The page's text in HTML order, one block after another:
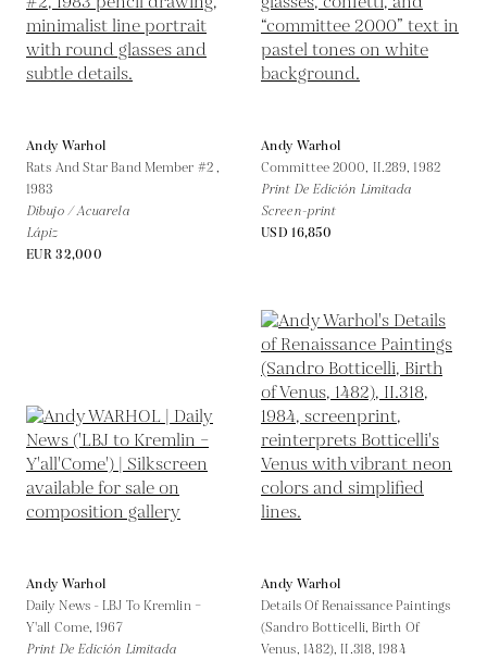
Andy Warhol
Rats And Star Band Member #2 ,
1983
Dibujo / Acuarela
Lápiz
EUR 32,000
Andy Warhol
Committee 2000, II.289,1982
Print De Edición Limitada
Screen-print
USD 16,850
Andy Warhol
Daily News - LBJ To Kremlin –
Y'all Come,1967
Print De Edición Limitada
Andy Warhol
Details Of Renaissance Paintings
(Sandro Botticelli, Birth Of
Venus, 1482), II.318,1984